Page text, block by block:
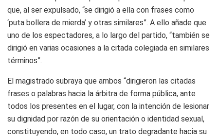
que, al ser expulsado, “se dirigió a ella con frases como
‘puta bollera de mierda’ y otras similares”. A ello añade que
uno de los espectadores, a lo largo del partido, “también se
dirigió en varias ocasiones a la citada colegiada en similares
términos”.
El magistrado subraya que ambos “dirigieron las citadas
frases o palabras hacia la árbitra de forma pública, ante
todos los presentes en el lugar, con la intención de lesionar
su dignidad por razón de su orientación o identidad sexual,
constituyendo, en todo caso, un trato degradante hacia su